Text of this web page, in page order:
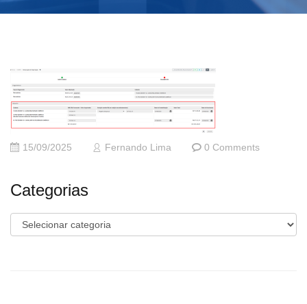
15/09/2025 Fernando Lima 0 Comments
Categorias
Categorias